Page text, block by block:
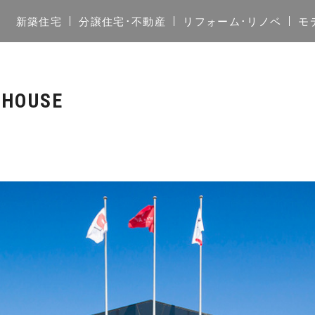
新築住宅 分譲住宅･不動産 リフォーム･リノベ モ